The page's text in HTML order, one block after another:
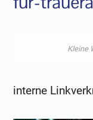
interne